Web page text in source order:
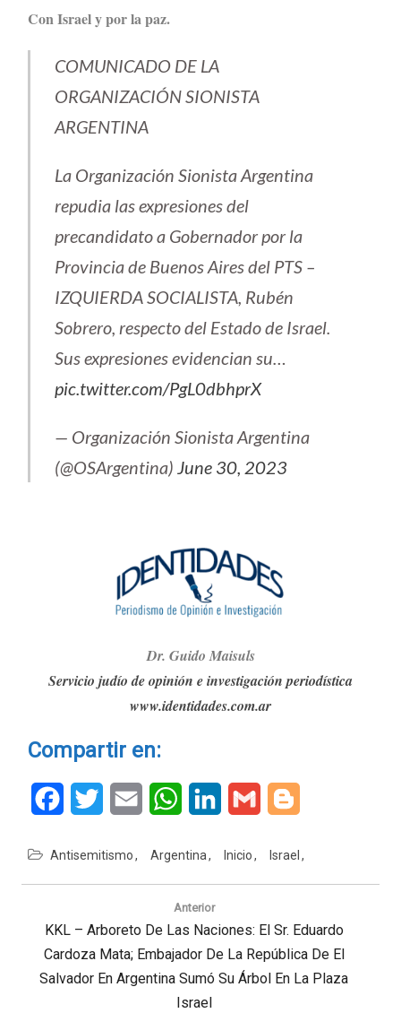
Con Israel y por la paz.
COMUNICADO DE LA
ORGANIZACIÓN SIONISTA
ARGENTINA
La Organización Sionista Argentina
repudia las expresiones del
precandidato a Gobernador por la
Provincia de Buenos Aires del PTS –
IZQUIERDA SOCIALISTA, Rubén
Sobrero, respecto del Estado de Israel.
Sus expresiones evidencian su…
pic.twitter.com/PgL0dbhprX
— Organización Sionista Argentina
(@OSArgentina) June 30, 2023
Dr. Guido Maisuls
Servicio judío de opinión e investigación periodística
www.identidades.com.ar
Compartir en:
FacebookTwitter Email WhatsAppLinkedInGmail
Antisemitismo Argentina Inicio Israel
Navegación
entradas
Anterior
Previous
Post:
KKL – Arboreto De Las Naciones: El Sr. Eduardo
Cardoza Mata; Embajador De La República De El
Salvador En Argentina Sumó Su Árbol En La Plaza
Israel